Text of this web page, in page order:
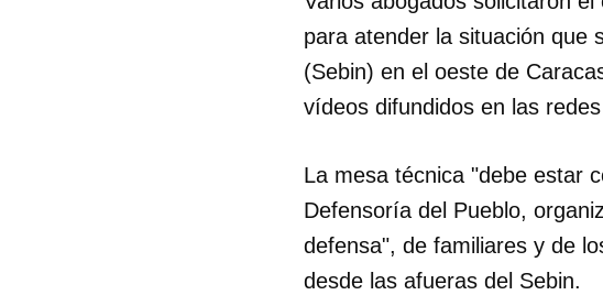
para atender la situación que
(Sebin) en el oeste de
vídeos difundidos en las
La mesa técnica "debe estar
Defensoría del Pueblo,
defensa", de familiares y de
desde las afueras del Sebin.